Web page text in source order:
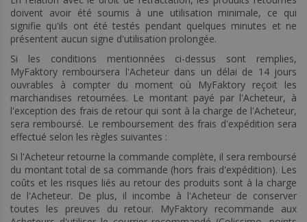
doivent avoir été soumis à une utilisation minimale, ce qui
signifie qu'ils ont été testés pendant quelques minutes et ne
présentent aucun signe d'utilisation prolongée.
Si les conditions mentionnées ci-dessus sont remplies,
MyFaktory remboursera l'Acheteur dans un délai de 14 jours
ouvrables à compter du moment où MyFaktory reçoit les
marchandises retournées. Le montant payé par l'Acheteur, à
l'exception des frais de retour qui sont à la charge de l'Acheteur,
sera remboursé. Le remboursement des frais d'expédition sera
effectué selon les règles suivantes :
Si l'Acheteur retourne la commande complète, il sera remboursé
du montant total de sa commande (hors frais d'expédition). Les
coûts et les risques liés au retour des produits sont à la charge
de l'Acheteur. De plus, il incombe à l'Acheteur de conserver
toutes les preuves du retour. MyFaktory recommande aux